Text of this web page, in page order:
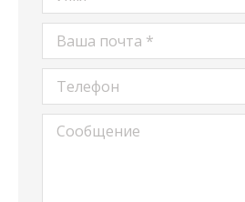
Ваша почта *
Телефон
Сообщение